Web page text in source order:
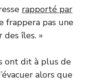
rapporté par
frappera pas une
des îles. »
ont dit à plus de
alors que